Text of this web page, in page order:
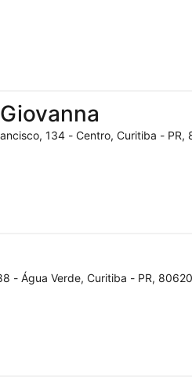
134 - Centro, Curitiba - PR,
- Água Verde, Curitiba - PR,